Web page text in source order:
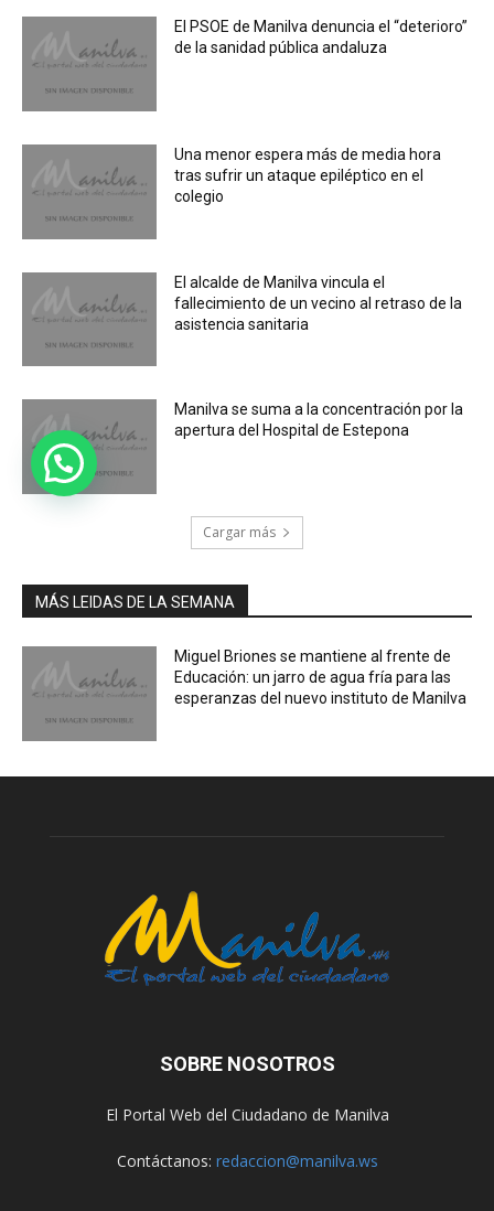
El PSOE de Manilva denuncia el “deterioro”
de la sanidad pública andaluza
Una menor espera más de media hora
tras sufrir un ataque epiléptico en el
colegio
El alcalde de Manilva vincula el
fallecimiento de un vecino al retraso de la
asistencia sanitaria
Manilva se suma a la concentración por la
apertura del Hospital de Estepona
Cargar más
MÁS LEIDAS DE LA SEMANA
Miguel Briones se mantiene al frente de
Educación: un jarro de agua fría para las
esperanzas del nuevo instituto de Manilva
SOBRE NOSOTROS
El Portal Web del Ciudadano de Manilva
Contáctanos: redaccion@manilva.ws